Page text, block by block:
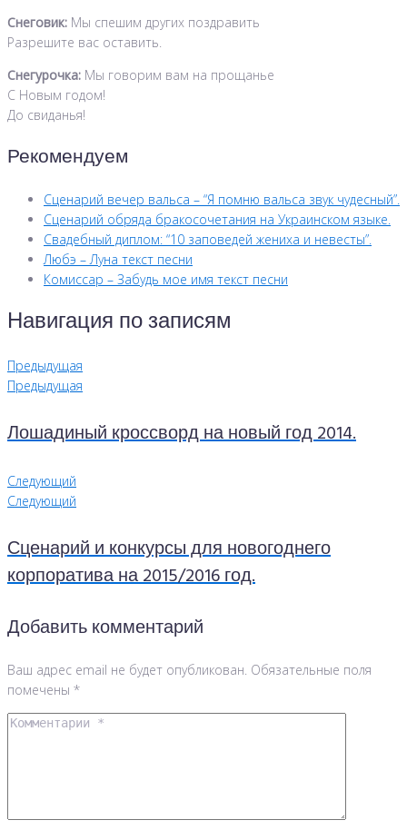
Снеговик: Мы спешим других поздравить
Разрешите вас оставить.
Снегурочка: Мы говорим вам на прощанье
С Новым годом!
До свиданья!
Рекомендуем
Сценарий вечер вальса – “Я помню вальса звук чудесный”.
Сценарий обряда бракосочетания на Украинском языке.
Свадебный диплом: “10 заповедей жениха и невесты”.
Любэ – Луна текст песни
Комиссар – Забудь мое имя текст песни
Навигация по записям
Предыдущая
Предыдущая
Лошадиный кроссворд на новый год 2014.
Следующий
Следующий
Сценарий и конкурсы для новогоднего
корпоратива на 2015/2016 год.
Добавить комментарий
Ваш адрес email не будет опубликован. Обязательные поля
помечены *